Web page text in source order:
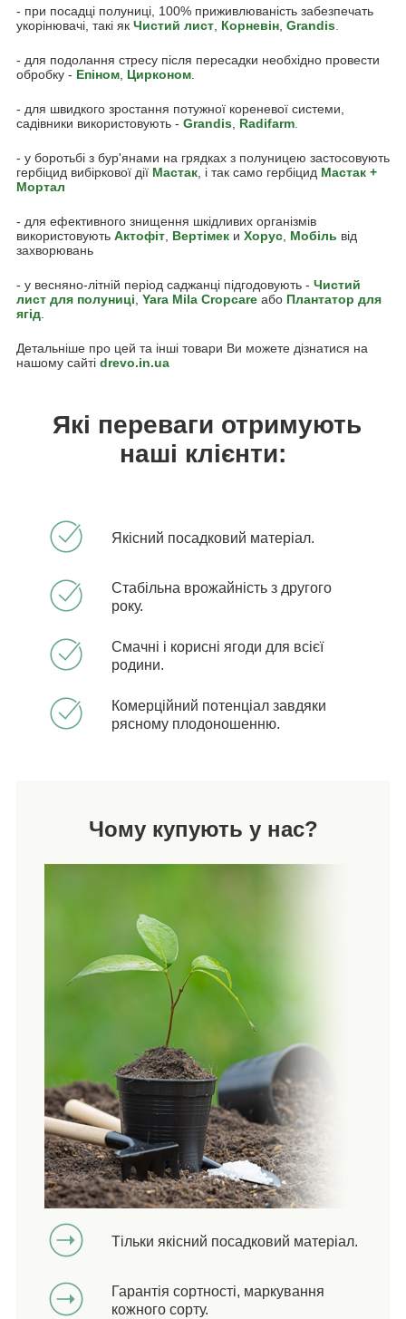
- при посадці полуниці, 100% приживлюваність забезпечать
укорінювачі, такі як Чистий лист Корневін Grandis
- для подолання стресу після пересадки необхідно провести
обробку - Епіном Цирконом
- для швидкого зростання потужної кореневої системи,
садівники використовують - Grandis Radifarm
- у боротьбі з бур'янами на грядках з полуницею застосовують
гербіцид вибіркової дії Мастак , і так само гербіцид Мастак +
Мортал
- для ефективного знищення шкідливих організмів
використовують Актофіт Вертімек и Хорус Мобіль від
захворювань
- у весняно-літній період саджанці підгодовують - Чистий
лист для полуниці Yara Mila Cropcare або Плантатор для
ягід
Детальніше про цей та інші товари Ви можете дізнатися на
нашому сайті drevo.in.ua
Які переваги отримують
наші клієнти:
Якісний посадковий матеріал.
Стабільна врожайність з другого
року.
Смачні і корисні ягоди для всієї
родини.
Комерційний потенціал завдяки
рясному плодоношенню.
Чому купують у нас?
Тільки якісний посадковий матеріал.
Гарантія сортності, маркування
кожного сорту.